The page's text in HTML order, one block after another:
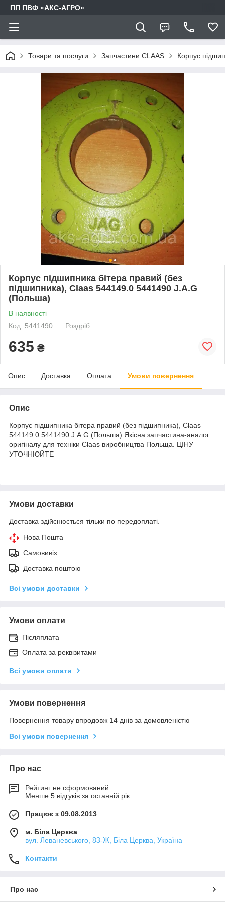
ПП ПВФ «АКС-АГРО»
Товари та послуги Запчастини CLAAS Корпус
Корпус підшипника бітера правий (без
підшипника), Claas 544149.0 5441490 J.A.G
(Польша)
В наявності
Код: 5441490
Роздріб
635 ₴
Опис Доставка Оплата Умови повернення
Опис
Корпус підшипника бітера правий (без підшипника), Claas
544149.0 5441490 J.A.G (Польша) Якісна запчастина-аналог
оригіналу для техніки Claas виробництва Польща. ЦІНУ
УТОЧНЮЙТЕ
Умови доставки
Доставка здійснюється тільки по передоплаті.
Нова Пошта
Самовивіз
Доставка поштою
Всі умови доставки
Умови оплати
Післяплата
Оплата за реквізитами
Всі умови оплати
Умови повернення
Повернення товару впродовж 14 днів за домовленістю
Всі умови повернення
Про нас
Рейтинг не сформований
Менше 5 відгуків за останній рік
Працює з 09.08.2013
м. Біла Церква
вул. Леваневського, 83-Ж, Біла Церква, Україна
Контакти
Про нас